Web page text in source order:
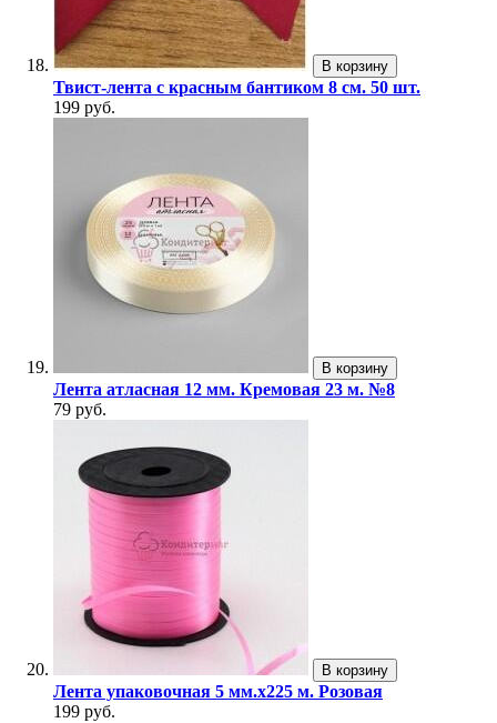
В корзину
Твист-лента с красным бантиком 8 см. 50 шт.
199 руб.
В корзину
Лента атласная 12 мм. Кремовая 23 м. №8
79 руб.
В корзину
Лента упаковочная 5 мм.х225 м. Розовая
199 руб.